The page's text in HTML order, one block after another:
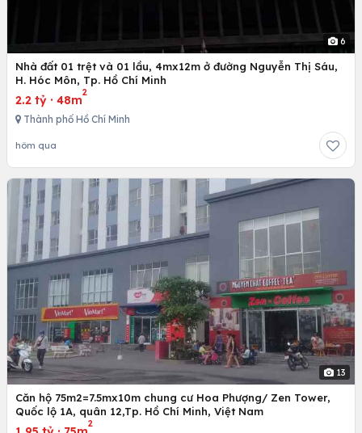
6
Nhà đất 01 trệt và 01 lầu, 4mx12m ở đường Nguyễn Thị Sáu,
H. Hóc Môn, Tp. Hồ Chí Minh
2.2 tỷ · 48m
2
Thành phố Hồ Chí Minh
hôm qua
13
Căn hộ 75m2=7.5mx10m chung cư Hoa Phượng/ Zen Tower,
Quốc lộ 1A, quân 12,Tp. Hồ Chí Minh, Việt Nam
2